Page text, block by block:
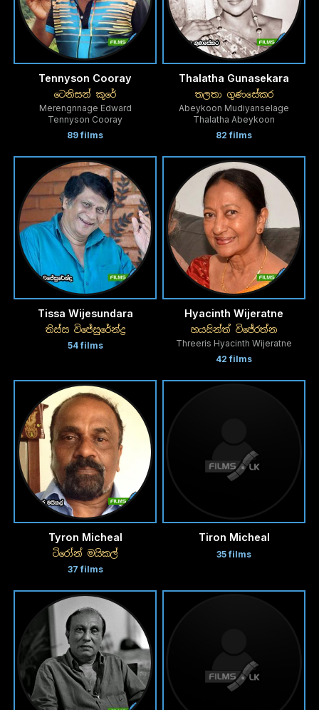
Tennyson Cooray
ටෙනිසන් කුරේ
Merengnnage Edward
Tennyson Cooray
89 films
Thalatha Gunasekara
තලතා ගුණසේකර
Abeykoon Mudiyanselage
Thalatha Abeykoon
82 films
Tissa Wijesundara
තිස්ස විජේසුරේන්ද්‍ර
54 films
Hyacinth Wijeratne
හයසින්ත් විජේරත්න
Threeris Hyacinth Wijeratne
42 films
Tyron Micheal
ටිරෝන් මයිකල්
37 films
Tiron Micheal
35 films